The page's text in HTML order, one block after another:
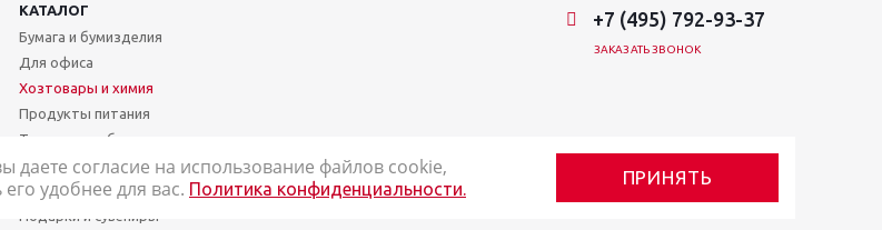
КАТАЛОГ
Бумага и бумизделия
Для офиса
Хозтовары и химия
Продукты питания
Техника и мебель
Школа и творчество
Медицинские товары
Подарки и сувениры
+7 (495) 792-93-37
ЗАКАЗАТЬ ЗВОНОК
даете согласие на использование файлов cookie,
удобнее для вас. Политика конфиденциальности.
ПРИНЯТЬ